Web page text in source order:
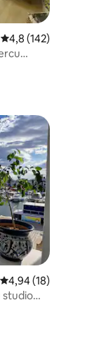
Średnia ocena: 4,8
4,8 (142)
Średnia ocena: 4,94
4,94 (18)
studio